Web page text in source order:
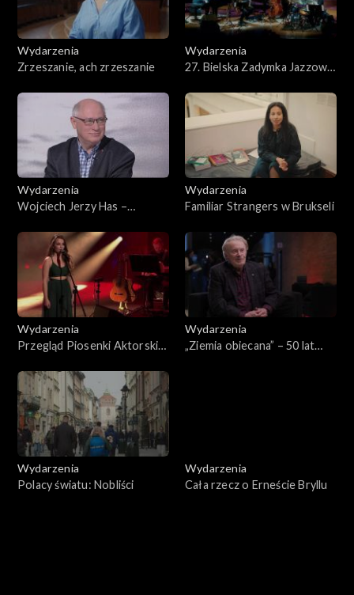
Wydarzenia
Zrzeszanie, ach zrzeszanie
Wydarzenia
27. Bielska Zadymka Jazzowa
Wydarzenia
Wojciech Jerzy Has –
Wydarzenia
Familiar Strangers w Brukseli
Wydarzenia
Przegląd Piosenki Aktorskiej
nagród
Wydarzenia
„Ziemia obiecana” – 50 lat
Wydarzenia
Polacy światu: Nobliści
Wydarzenia
Cała rzecz o Erneście Bryllu